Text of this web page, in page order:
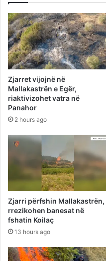
Zjarret vijojnë në
Mallakastrën e Egër,
riaktivizohet vatra në
Panahor
2 hours ago
Zjarri përfshin Mallakastrën,
rrezikohen banesat në
fshatin Koilaç
13 hours ago